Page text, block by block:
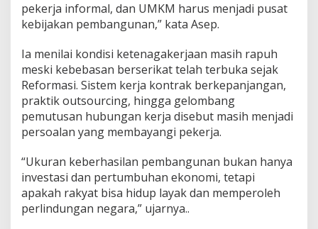
pekerja informal, dan UMKM harus menjadi pusat
kebijakan pembangunan,” kata Asep.
Ia menilai kondisi ketenagakerjaan masih rapuh
meski kebebasan berserikat telah terbuka sejak
Reformasi. Sistem kerja kontrak berkepanjangan,
praktik outsourcing, hingga gelombang
pemutusan hubungan kerja disebut masih menjadi
persoalan yang membayangi pekerja.
“Ukuran keberhasilan pembangunan bukan hanya
investasi dan pertumbuhan ekonomi, tetapi
apakah rakyat bisa hidup layak dan memperoleh
perlindungan negara,” ujarnya..